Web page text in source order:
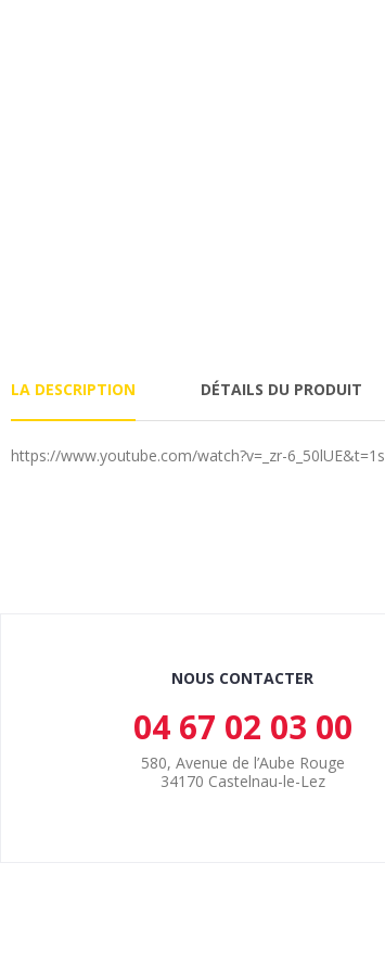
LA DESCRIPTION DÉTAILS DU PRODUIT
https://www.youtube.com/watch?v=_zr-6_50lUE&t=1s
NOUS CONTACTER
04 67 02 03 00
580, Avenue de l’Aube Rouge
34170 Castelnau-le-Lez